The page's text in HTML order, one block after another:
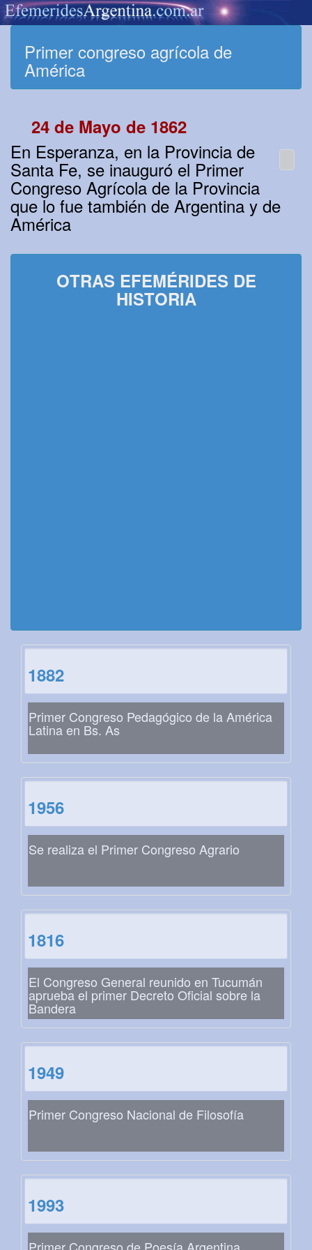
Primer congreso agrícola de
América
24 de Mayo de 1862
En Esperanza, en la Provincia de
Santa Fe, se inauguró el Primer
Congreso Agrícola de la Provincia
que lo fue también de Argentina y de
América
OTRAS EFEMÉRIDES DE
HISTORIA
1882
Primer Congreso Pedagógico de la América
Latina en Bs. As
1956
Se realiza el Primer Congreso Agrario
1816
El Congreso General reunido en Tucumán
aprueba el primer Decreto Oficial sobre la
Bandera
1949
Primer Congreso Nacional de Filosofía
1993